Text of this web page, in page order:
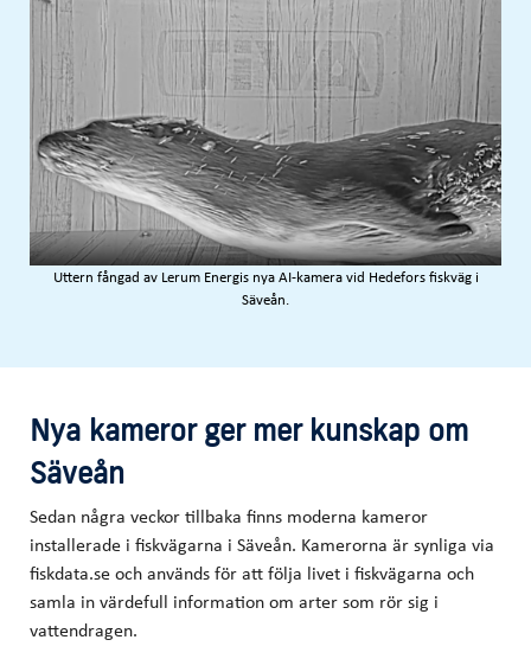
Uttern fångad av Lerum Energis nya AI-kamera vid Hedefors fiskväg i
Säveån.
Nya kameror ger mer kunskap om
Säveån
Sedan några veckor tillbaka finns moderna kameror
installerade i fiskvägarna i Säveån. Kamerorna är synliga via
fiskdata.se och används för att följa livet i fiskvägarna och
samla in värdefull information om arter som rör sig i
vattendragen.